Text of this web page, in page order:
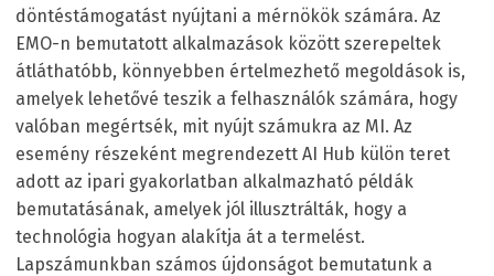
döntéstámogatást nyújtani a mérnökök számára. Az
EMO-n bemutatott alkalmazások között szerepeltek
átláthatóbb, könnyebben értelmezhető megoldások is,
amelyek lehetővé teszik a felhasználók számára, hogy
valóban megértsék, mit nyújt számukra az MI. Az
esemény részeként megrendezett AI Hub külön teret
adott az ipari gyakorlatban alkalmazható példák
bemutatásának, amelyek jól illusztrálták, hogy a
technológia hogyan alakítja át a termelést.
Lapszámunkban számos újdonságot bemutatunk a